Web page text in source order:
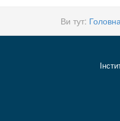
Ви тут: